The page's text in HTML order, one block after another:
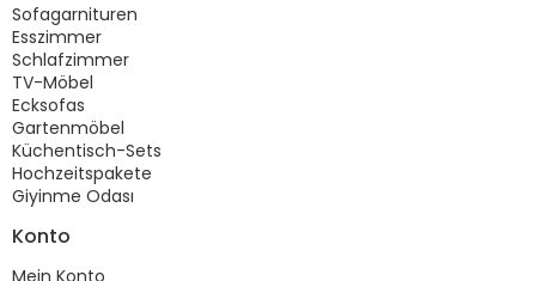
Sofagarnituren
Esszimmer
Schlafzimmer
TV-Möbel
Ecksofas
Gartenmöbel
Küchentisch-Sets
Hochzeitspakete
Giyinme Odası
Konto
Mein Konto